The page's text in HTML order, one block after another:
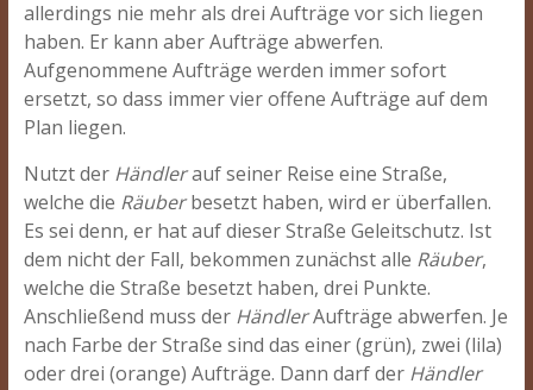
allerdings nie mehr als drei Aufträge vor sich liegen
haben. Er kann aber Aufträge abwerfen.
Aufgenommene Aufträge werden immer sofort
ersetzt, so dass immer vier offene Aufträge auf dem
Plan liegen.
Nutzt der Händlerauf seiner Reise eine Straße,
welche die Räuberbesetzt haben, wird er überfallen.
Es sei denn, er hat auf dieser Straße Geleitschutz. Ist
dem nicht der Fall, bekommen zunächst alle Räuber,
welche die Straße besetzt haben, drei Punkte.
Anschließend muss der HändlerAufträge abwerfen. Je
nach Farbe der Straße sind das einer (grün), zwei (lila)
oder drei (orange) Aufträge. Dann darf der Händler